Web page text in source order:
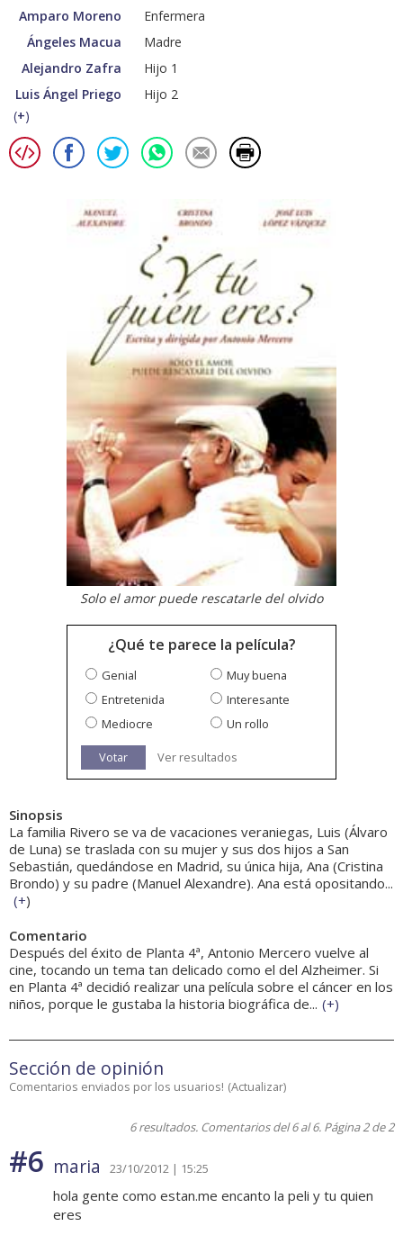
Amparo Moreno
Enfermera
Ángeles Macua
Madre
Alejandro Zafra
Hijo 1
Luis Ángel Priego
Hijo 2
(+)
Solo el amor puede rescatarle del olvido
¿Qué te parece la película?
Genial
Muy buena
Entretenida
Interesante
Mediocre
Un rollo
Votar Ver resultados
Sinopsis
La familia Rivero se va de vacaciones veraniegas, Luis (Álvaro
de Luna) se traslada con su mujer y sus dos hijos a San
Sebastián, quedándose en Madrid, su única hija, Ana (Cristina
Brondo) y su padre (Manuel Alexandre). Ana está opositando...
(+)
Comentario
Después del éxito de Planta 4ª, Antonio Mercero vuelve al
cine, tocando un tema tan delicado como el del Alzheimer. Si
en Planta 4ª decidió realizar una película sobre el cáncer en los
niños, porque le gustaba la historia biográfica de... (+)
Sección de opinión
Comentarios enviados por los usuarios! (Actualizar)
6 resultados. Comentarios del 6 al 6. Página 2 de 2
#6 maria 23/10/2012 | 15:25
hola gente como estan.me encanto la peli y tu quien
eres